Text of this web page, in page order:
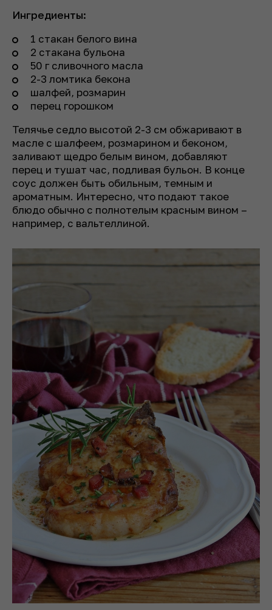
Ингредиенты:
1 стакан белого вина
2 стакана бульона
50 г сливочного масла
2-3 ломтика бекона
шалфей, розмарин
перец горошком
Телячье седло высотой 2-3 см обжаривают в
масле с шалфеем, розмарином и беконом,
заливают щедро белым вином, добавляют
перец и тушат час, подливая бульон. В конце
соус должен быть обильным, темным и
ароматным. Интересно, что подают такое
блюдо обычно с полнотелым красным вином –
например, с вальтеллиной.